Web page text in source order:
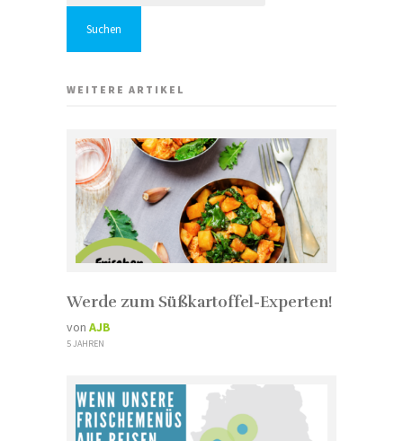
WEITERE ARTIKEL
Werde zum Süßkartoffel-Experten!
von AJB
5 JAHREN